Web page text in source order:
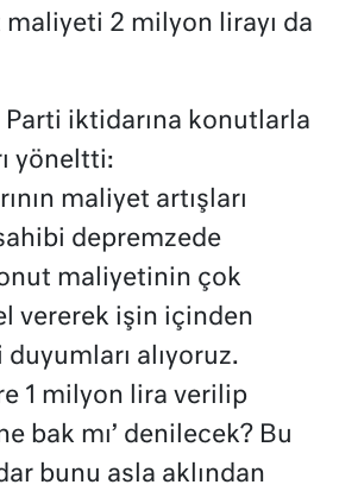
2 milyon lirayı da
Parti iktidarına konutlarla
yöneltti:
maliyet artışları
depremzede
maliyetinin çok
vererek işin içinden
alıyoruz.
1 milyon lira verilip
bak mı’ denilecek? Bu
bunu asla aklından